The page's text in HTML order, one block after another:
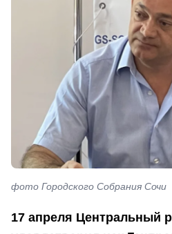
фото Городского Собрания Сочи
17 апреля Центральный